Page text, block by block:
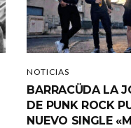
NOTICIAS
BARRACÜDA LA
DE PUNK ROCK
NUEVO SINGLE